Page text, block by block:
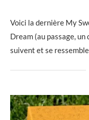
Voici la dernière My
Dream (au passage,
suivent et se